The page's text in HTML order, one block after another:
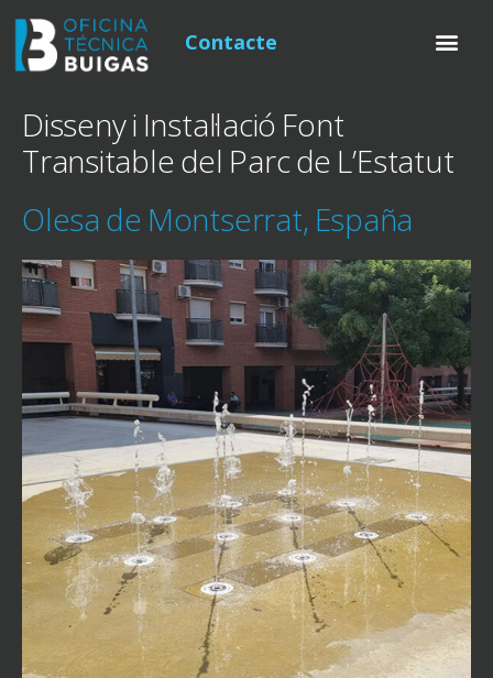
Contacte
Disseny i Instal·lació Font
Transitable del Parc de L’Estatut
Olesa de Montserrat, España